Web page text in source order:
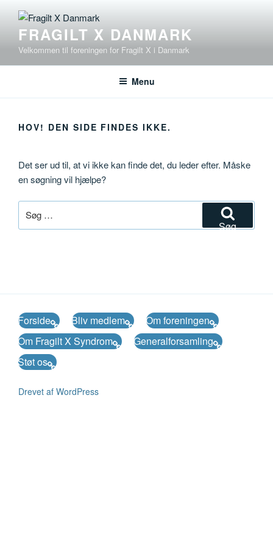
indholdFRAGILT X DANMARK
Velkommen til foreningen for Fragilt X i Danmark
Menu
HOV! DEN SIDE FINDES IKKE.
Det ser ud til, at vi ikke kan finde det, du leder efter. Måske
en søgning vil hjælpe?
efter:
Søg
Forside Bliv medlem
Om foreningen
Om Fragilt X Syndrom
Generalforsamling
Støt os
Drevet af WordPress